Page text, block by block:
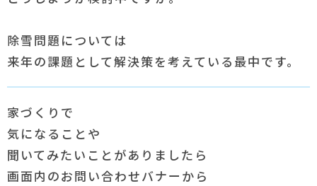
除雪問題については
来年の課題として解決策を考えている最中です。
家づくりで
気になることや
聞いてみたいことがありましたら
画面内のお問い合わせバナーから